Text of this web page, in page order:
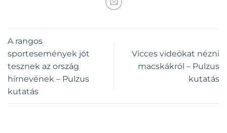
A rangos
sportesemények jót
tesznek az ország
hírnevének – Pulzus
kutatás
Vicces videókat nézni
macskákról – Pulzus
kutatás